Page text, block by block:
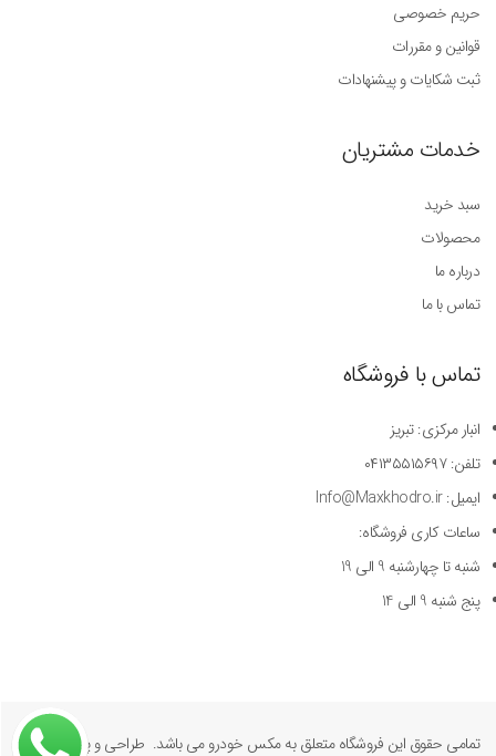
حریم خصوصی
قوانین و مقررات
ثبت شکایات و پیشنهادات
خدمات مشتریان
سبد خرید
محصولات
درباره ما
تماس با ما
تماس با فروشگاه
انبار مرکزی: تبریز
تلفن: ۰۴۱۳۵۵۱۵۶۹۷
ایمیل: Info@Maxkhodro.ir
ساعات کاری فروشگاه:
شنبه تا چهارشنبه 9 الی 19
پنج شنبه 9 الی 14
تمامی حقوق این فروشگاه متعلق به مکس خودرو می باشد. طراحی و پیاده سازی